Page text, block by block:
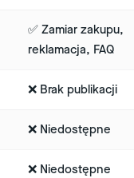
✅ Zamiar zakupu,
reklamacja, FAQ
❌ Brak publikacji
❌ Niedostępne
❌ Niedostępne